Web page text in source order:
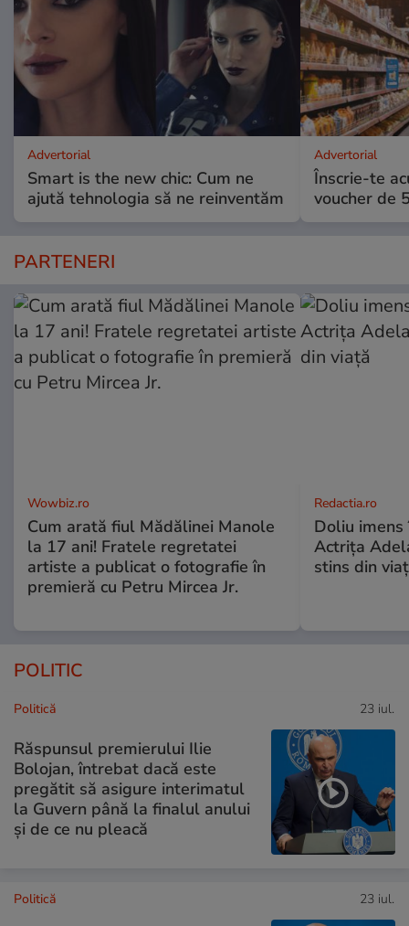
Advertorial
Smart is the new chic: Cum ne
ajută tehnologia să ne reinventăm
Advertorial
Înscrie-te
voucher de
PARTENERI
Wowbiz.ro
Cum arată fiul Mădălinei Manole
la 17 ani! Fratele regretatei
artiste a publicat o fotografie în
premieră cu Petru Mircea Jr.
Redactia.ro
Doliu
Actrița
stins din
POLITIC
Politică 23 iul.
Răspunsul premierului Ilie
Bolojan, întrebat dacă este
pregătit să asigure interimatul
la Guvern până la finalul anului
și de ce nu pleacă
Politică 23 iul.